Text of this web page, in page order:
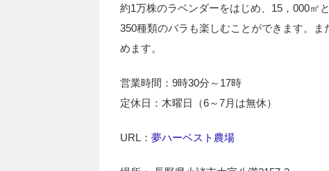
約1万株のラベンダーをはじめ、15，000㎡
350種類のバラも楽しむことができます。
めます。
営業時間：9時30分～17時
定休日：木曜日（6～7月は無休）
URL： 夢ハーベスト農場